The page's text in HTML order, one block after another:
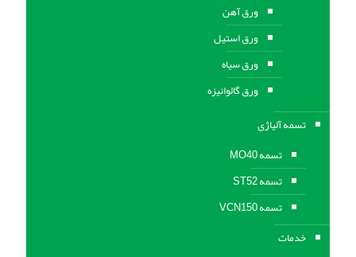
ورق آهن
ورق استیل
ورق سیاه
ورق گالوانیزه
تسمه آلیاژی
تسمه MO40
تسمه ST52
تسمه VCN150
خدمات